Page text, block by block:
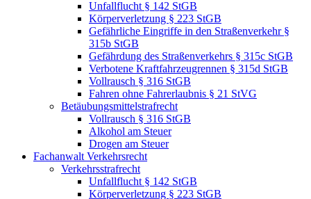
Unfallflucht § 142 StGB
Körperverletzung § 223 StGB
Gefährliche Eingriffe in den Straßenverkehr §
315b StGB
Gefährdung des Straßenverkehrs § 315c StGB
Verbotene Kraftfahrzeugrennen § 315d StGB
Vollrausch § 316 StGB
Fahren ohne Fahrerlaubnis § 21 StVG
Betäubungsmittelstrafrecht
Vollrausch § 316 StGB
Alkohol am Steuer
Drogen am Steuer
Fachanwalt Verkehrsrecht
Verkehrsstrafrecht
Unfallflucht § 142 StGB
Körperverletzung § 223 StGB